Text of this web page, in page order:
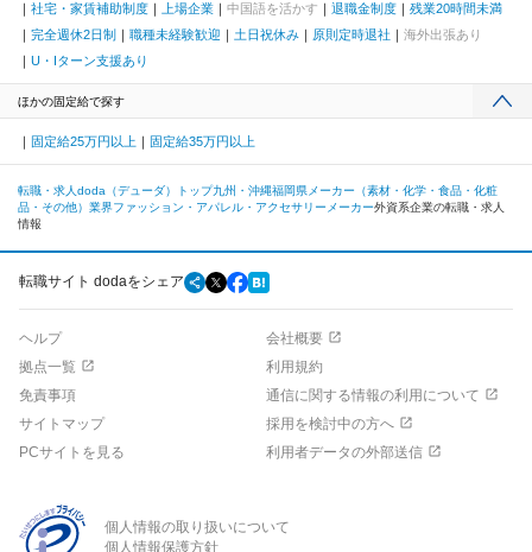
社宅・家賃補助制度
上場企業 中国語を活かす 退職金制度
残業20時間未満
完全週休2日制
職種未経験歓迎 土日祝休み 原則定時退社
海外出張あり
U・Iターン支援あり
ほかの固定給で探す
固定給25万円以上 固定給35万円以上
転職・求人doda（デューダ）トップ九州・沖縄福岡県 メーカー（素材・化学・食品・化粧
品・その他）業界ファッション・アパレル・アクセサリーメーカー外資系企業の転職・求人
情報
転職サイト dodaをシェア
ヘルプ
会社概要
拠点一覧
利用規約
免責事項
通信に関する情報の利用について
サイトマップ
採用を検討中の方へ
PCサイトを見る
利用者データの外部送信
個人情報の取り扱いについて
個人情報保護方針